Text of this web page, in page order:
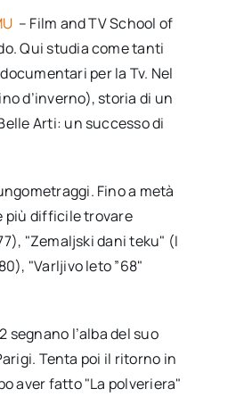
– Film and TV School of
Qui studia come tanti
per la Tv. Nel
d’inverno), storia di un
Arti: un successo di
Fino a metà
più difficile trovare
"Zemaljski dani teku" (I
"Varljivo leto ”68"
segnano l’alba del suo
Tenta poi il ritorno in
aver fatto "La polveriera"